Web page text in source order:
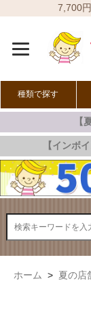
7,700
種類で探す
オ
【
【インボ
ホーム > 夏の店